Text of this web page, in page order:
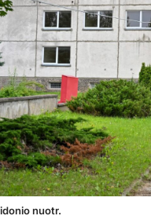
nuotr.